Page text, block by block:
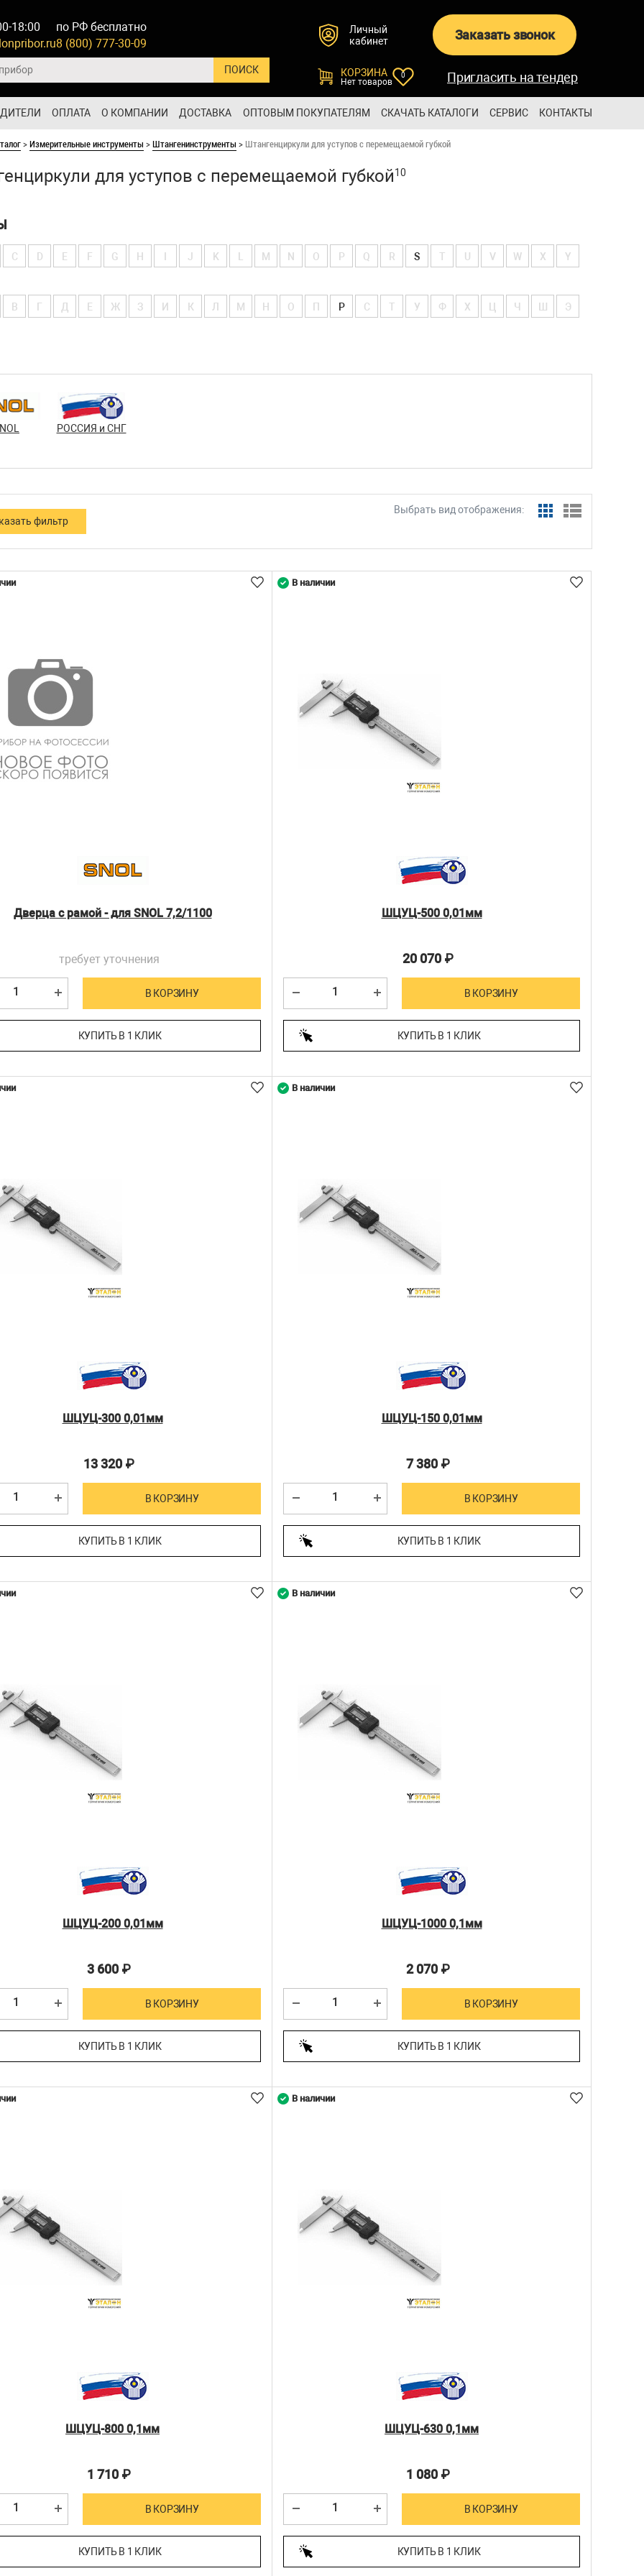
18:00
по РФ бесплатно
8 (800) 777-30-09
Личный
кабинет
Заказать звонок
КОРЗИНА
Нет товаров
0 Пригласить на тендер
ОПЛАТА О КОМПАНИИ ДОСТАВКА ОПТОВЫМ ПОКУПАТЕЛЯМ СКАЧАТЬ КАТАЛОГИ СЕРВИС КОНТАКТЫ
>Измерительные инструменты >Штангенинструменты > Штангенциркули для уступов с перемещаемой губкой
для уступов с перемещаемой губкой10
C D E F G H J K M N O P Q R S T V W X Y
В Г Д Е Ж З И К Л М Н О П Р С Т У Ф Х Ч Э
РОССИЯ и СНГ
Выбрать вид отображения:
Дверца с рамой - для SNOL 7,2/1100
требует уточнения
В КОРЗИНУ
КУПИТЬ В 1 КЛИК
ШЦУЦ-500 0,01мм
20 070 ₽
В КОРЗИНУ
КУПИТЬ В 1 КЛИК
В наличии
ШЦУЦ-300 0,01мм
13 320 ₽
В КОРЗИНУ
КУПИТЬ В 1 КЛИК
ШЦУЦ-150 0,01мм
7 380 ₽
В КОРЗИНУ
КУПИТЬ В 1 КЛИК
В наличии
ШЦУЦ-200 0,01мм
3 600 ₽
В КОРЗИНУ
КУПИТЬ В 1 КЛИК
ШЦУЦ-1000 0,1мм
2 070 ₽
В КОРЗИНУ
КУПИТЬ В 1 КЛИК
В наличии
ШЦУЦ-800 0,1мм
1 710 ₽
В КОРЗИНУ
КУПИТЬ В 1 КЛИК
ШЦУЦ-630 0,1мм
1 080 ₽
В КОРЗИНУ
КУПИТЬ В 1 КЛИК
В наличии